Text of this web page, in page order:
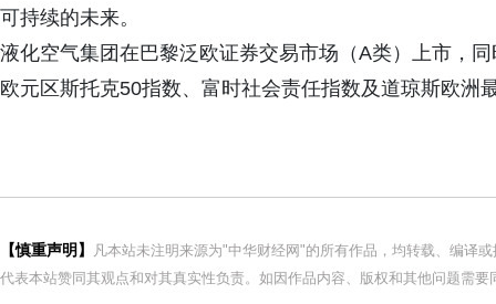
可持续的未来。
液化空气集团在巴黎泛欧证券交易市场（A类）上市，
欧元区斯托克50指数、富时社会责任指数及道琼斯欧洲
【慎重声明】
凡本站未注明来源为"中华财经网"的所有作品，均转载、编译
代表本站赞同其观点和对其真实性负责。如因作品内容、版权和其他问题需